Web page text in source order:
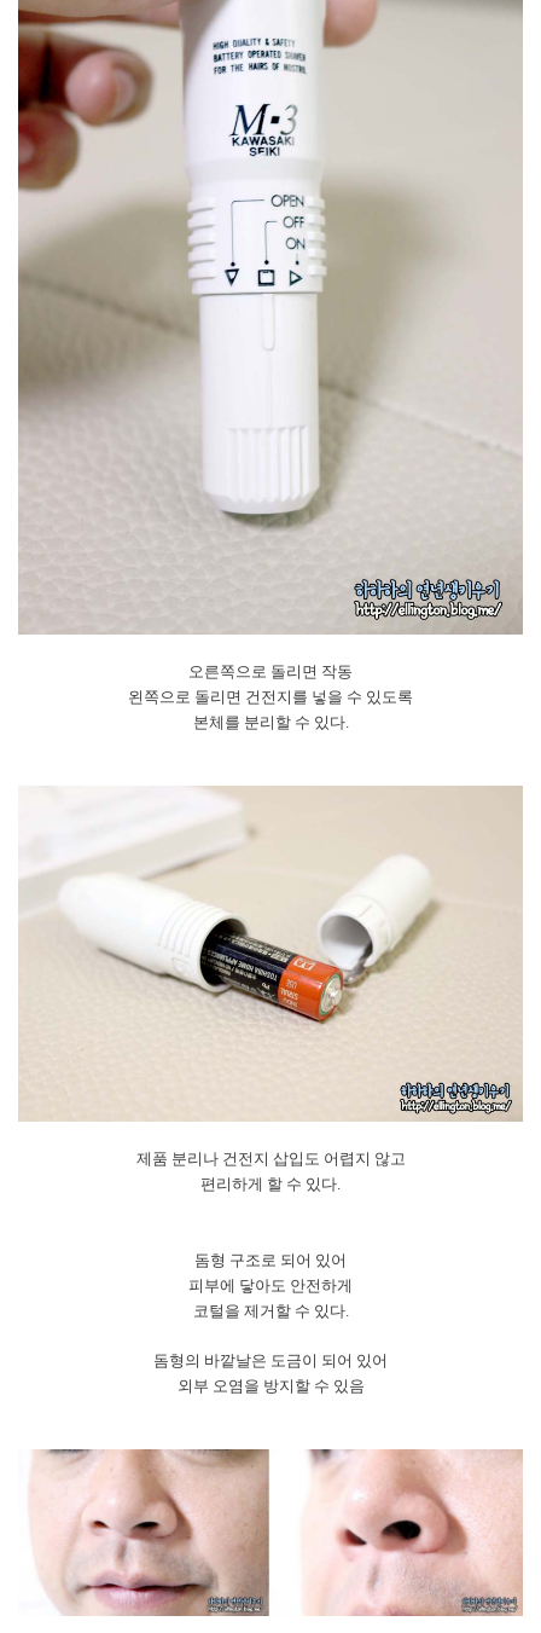
오른쪽으로 돌리면 작동
왼쪽으로 돌리면 건전지를 넣을 수 있도록
본체를 분리할 수 있다.
제품 분리나 건전지 삽입도 어렵지 않고
편리하게 할 수 있다.
돔형 구조로 되어 있어
피부에 닿아도 안전하게
코털을 제거할 수 있다.
돔형의 바깥날은 도금이 되어 있어
외부 오염을 방지할 수 있음